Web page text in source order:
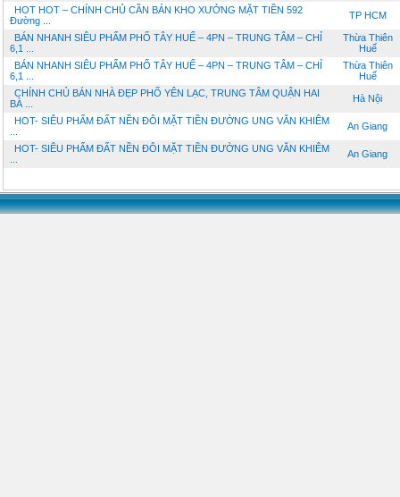
HOT HOT – CHÍNH CHỦ CẦN BÁN KHO XƯỞNG MẶT TIỀN 592
Đường ...
TP HCM
BÁN NHANH SIÊU PHẨM PHỐ TÂY HUẾ – 4PN – TRUNG TÂM – CHỈ
6,1 ...
Thừa Thiên
Huế
BÁN NHANH SIÊU PHẨM PHỐ TÂY HUẾ – 4PN – TRUNG TÂM – CHỈ
6,1 ...
Thừa Thiên
Huế
CHÍNH CHỦ BÁN NHÀ ĐẸP PHỐ YÊN LẠC, TRUNG TÂM QUẬN HAI
BÀ ...
Hà Nội
HOT- SIÊU PHẨM ĐẤT NỀN ĐÔI MẶT TIỀN ĐƯỜNG UNG VĂN KHIÊM
An Giang
HOT- SIÊU PHẨM ĐẤT NỀN ĐÔI MẶT TIỀN ĐƯỜNG UNG VĂN KHIÊM
An Giang